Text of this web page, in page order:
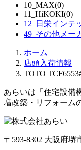
10_MAX(0)
11_HiKOKI(0)
12_日栄インテ
49_その他メー
ホーム
店頭入荷情報
TOTO
あらいは「住宅設備
増改築・リフォーム
〒593-8302 大阪府堺